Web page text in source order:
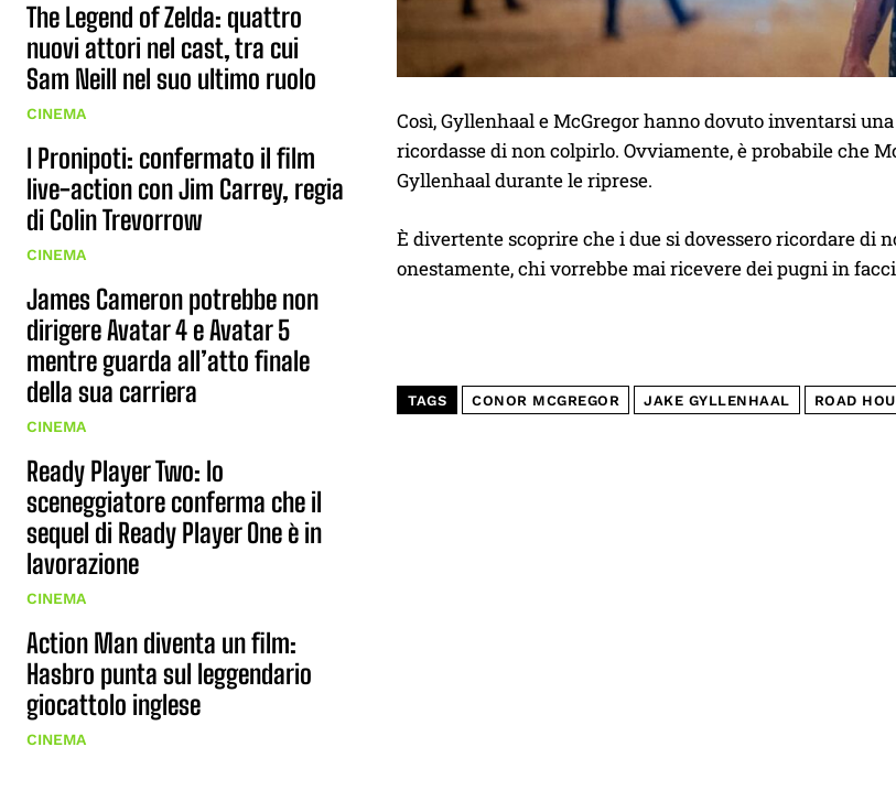
The Legend of Zelda: quattro
nuovi attori nel cast, tra cui
Sam Neill nel suo ultimo ruolo
CINEMA
I Pronipoti: confermato il film
live-action con Jim Carrey, regia
di Colin Trevorrow
CINEMA
James Cameron potrebbe non
dirigere Avatar 4 e Avatar 5
mentre guarda all’atto finale
della sua carriera
CINEMA
Ready Player Two: lo
sceneggiatore conferma che il
sequel di Ready Player One è in
lavorazione
CINEMA
Action Man diventa un film:
Hasbro punta sul leggendario
giocattolo inglese
CINEMA
Così, Gyllenhaal e McGregor hanno dovuto inventarsi
ricordasse di non colpirlo. Ovviamente, è probabile che
Gyllenhaal durante le riprese.
È divertente scoprire che i due si dovessero ricordare di
onestamente, chi vorrebbe mai ricevere dei pugni in
TAGS CONOR MCGREGOR JAKE GYLLENHAAL ROAD